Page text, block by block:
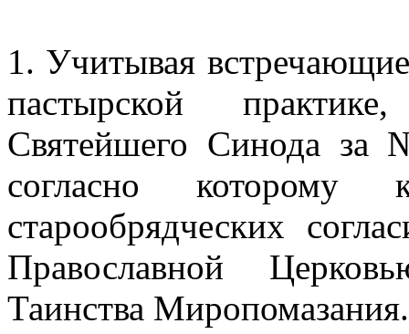
1. Учитывая
пастырской
Святейшего Синода
согласно
старообрядческих
Православной
Таинства Миропомазания.